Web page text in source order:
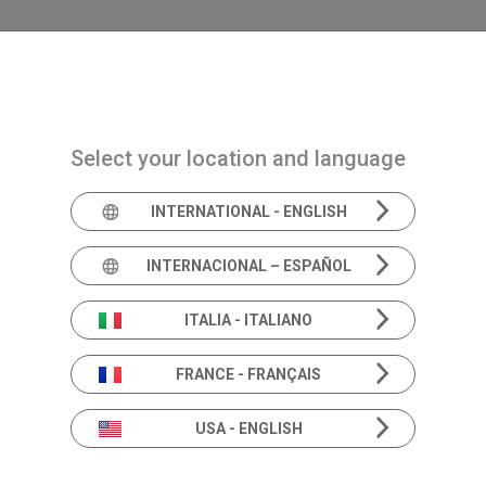
Fitting in Tour •
Select your location and language
INTERNATIONAL - ENGLISH
INTERNACIONAL – ESPAÑOL
ITALIA - ITALIANO
FRANCE - FRANÇAIS
USA - ENGLISH